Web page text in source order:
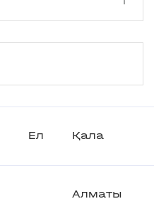
Ел Қала
Алматы